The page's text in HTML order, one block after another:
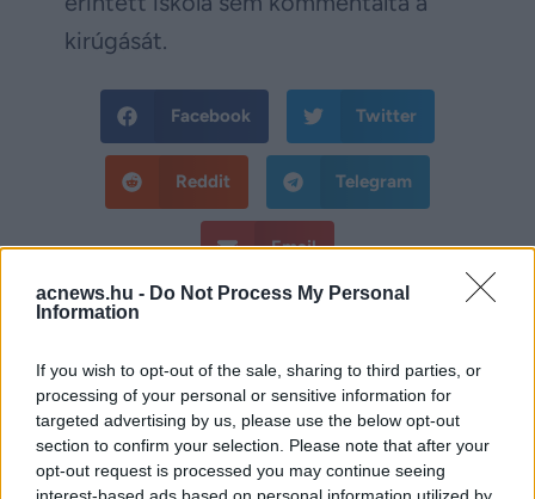
acnews.hu - Do Not Process My Personal
Information
If you wish to opt-out of the sale, sharing to third parties, or
processing of your personal or sensitive information for
targeted advertising by us, please use the below opt-out
section to confirm your selection. Please note that after your
opt-out request is processed you may continue seeing
kirúgását.
Facebook Twitter
Reddit Telegram
Email
Hirdetés